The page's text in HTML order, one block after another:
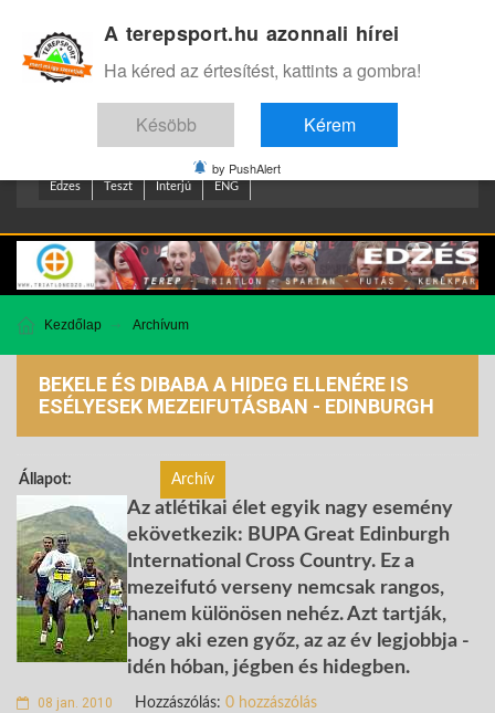
Edzes Teszt Interjú ENG
Kezdőlap Archívum
BEKELE ÉS DIBABA A HIDEG ELLENÉRE IS
ESÉLYESEK MEZEIFUTÁSBAN - EDINBURGH
Állapot: Archív
Az atlétikai élet egyik nagy esemény
ekövetkezik: BUPA Great Edinburgh
International Cross Country. Ez a
mezeifutó verseny nemcsak rangos,
hanem különösen nehéz. Azt tartják,
hogy aki ezen győz, az az év legjobbja -
idén hóban, jégben és hidegben.
08 jan. 2010 Hozzászólás: 0 hozzászólás
A terepsport.hu azonnali hírei
Ha kéred az értesítést, kattints a gombra!
Késöbb Kérem
by PushAlert